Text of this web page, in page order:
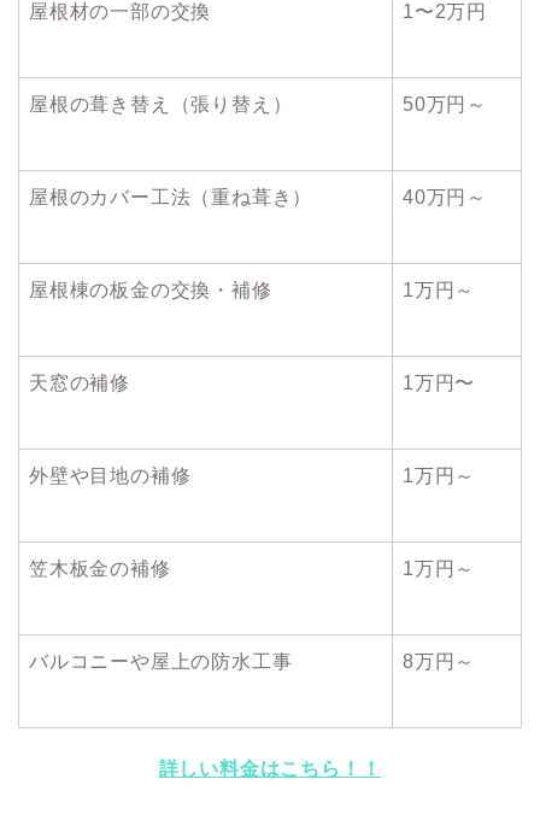
屋根材の一部の交換 1〜2万円
屋根の葺き替え（張り替え） 50万円～
屋根のカバー工法（重ね葺き） 40万円～
屋根棟の板金の交換・補修 1万円～
天窓の補修 1万円〜
外壁や目地の補修 1万円～
笠木板金の補修 1万円～
バルコニーや屋上の防水工事 8万円～
詳しい料金はこちら！！